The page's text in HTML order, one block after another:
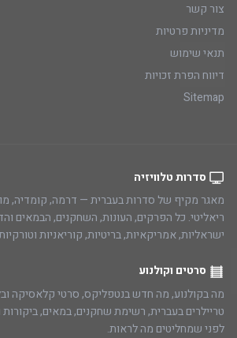
צור קשר
מדיניות פרטיות
תנאי שימוש
דיווח הפרת זכויות
Sitemap
סדרות טלוויזיה
מאגר מקיף של סדרות בעברית — דרמה, קומדיה,
ריאליטי. כל הפרקים, העונות, השחקנים, הבמאים
ישראליות, אמריקאיות, בריטיות, קוריאניות
סרטים וקולנוע
מה בקולנוע, מה חדש בנטפליקס, סרטי קלאסיקה
טריילרים בעברית, רשימת שחקנים, במאים,
לפני שמחליטים מה לראות.